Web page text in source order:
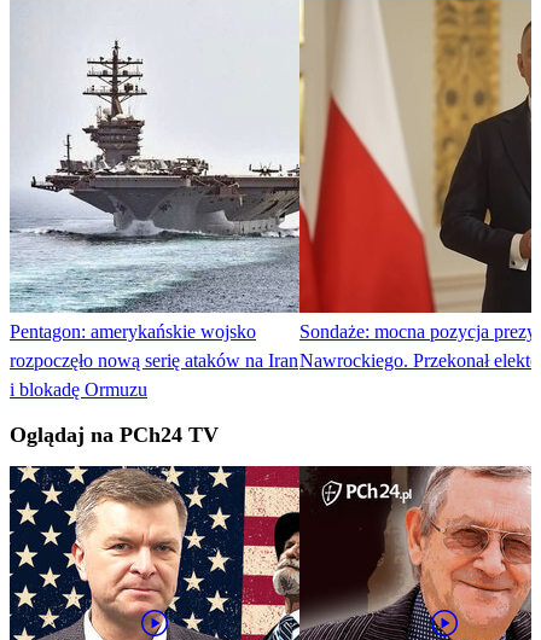
Pentagon: amerykańskie wojsko
rozpoczęło nową serię ataków na Iran
i blokadę Ormuzu
Sondaże: mocna pozycja
Nawrockiego. Przekonał
Oglądaj na PCh24 TV